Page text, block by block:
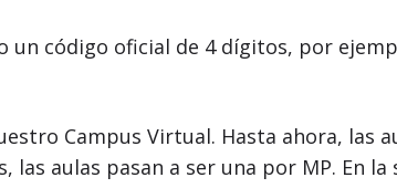
un código oficial de 4 dígitos, por
Campus Virtual. Hasta ahora, las
aulas pasan a ser una por MP. En